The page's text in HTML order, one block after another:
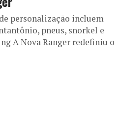
personalização incluem
pneus, snorkel e
A Nova Ranger redefiniu o